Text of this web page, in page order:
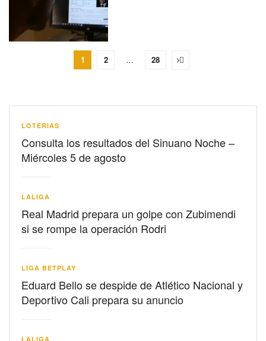
1 2 … 28
LOTERIAS
Consulta los resultados del Sinuano Noche –
Miércoles 5 de agosto
LALIGA
Real Madrid prepara un golpe con Zubimendi
si se rompe la operación Rodri
LIGA BETPLAY
Eduard Bello se despide de Atlético Nacional y
Deportivo Cali prepara su anuncio
LALIGA